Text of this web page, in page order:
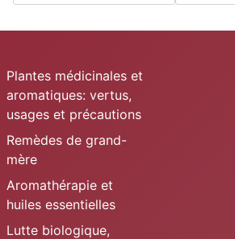
Plantes médicinales et
aromatiques: vertus,
usages et précautions
Remèdes de grand-
mère
Aromathérapie et
huiles essentielles
Lutte biologique,